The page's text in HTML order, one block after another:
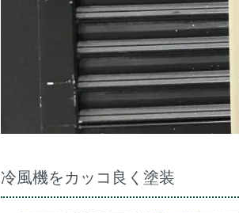
冷風機をカッコ良く塗装